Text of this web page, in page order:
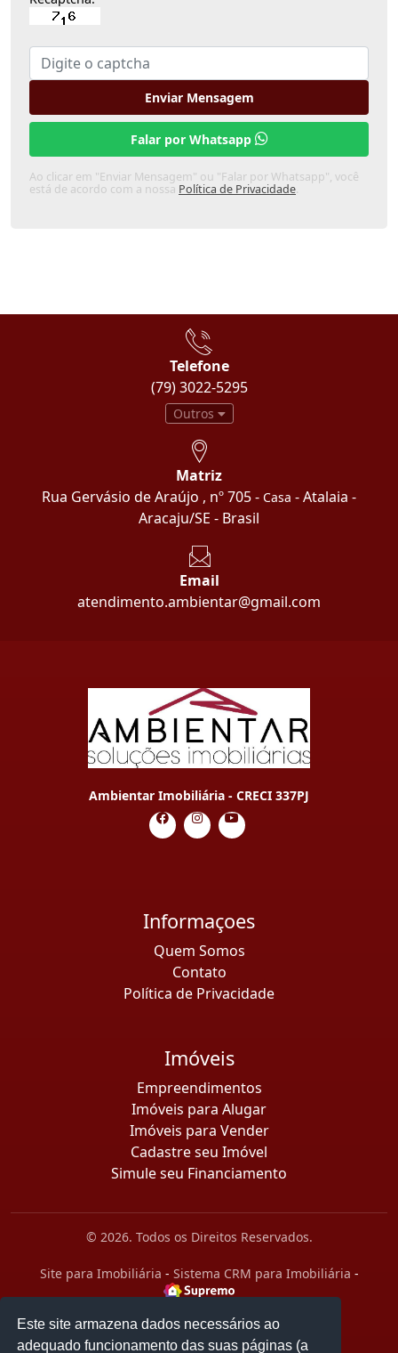
Este site armazena dados necessários ao
adequado funcionamento das suas páginas (a
Enviar Mensagem
Falar por Whatsapp
Ao clicar em "Enviar Mensagem" ou "Falar por Whatsapp", você
está de acordo com a nossa Política de Privacidade.
Telefone
(79) 3022-5295
Outros
Matriz
Rua Gervásio de Araújo , nº 705 - Casa - Atalaia -
Aracaju/SE - Brasil
Email
atendimento.ambientar@gmail.com
Ambientar Imobiliária - CRECI 337PJ
Informaçoes
Quem Somos
Contato
Política de Privacidade
Imóveis
Empreendimentos
Imóveis para Alugar
Imóveis para Vender
Cadastre seu Imóvel
Simule seu Financiamento
© 2026. Todos os Direitos Reservados.
Site para Imobiliária - Sistema CRM para Imobiliária -